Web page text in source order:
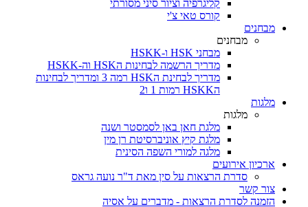
קליגרפיה וציור סיני מסורתי
קורס טאי צ'י
מבחנים
מבחנים
מבחני HSK ו-HSKK
מדריך הרשמה לבחינות הHSK וה-HSKK
מדריך לבחינת הHSK רמה 3 ומדריך לבחינות
הHSKK רמות 1 ו2
מלגות
מלגות
מלגת חאן באן לסמסטר ושנה
מלגת קיץ אוניברסיטת רן מין
מלגה למורי השפה הסינית
ארכיון אירועים
סדרת הרצאות על סין מאת ד"ר נועה גראס
צור קשר
הזמנה לסדרת הרצאות - מדברים על אסיה